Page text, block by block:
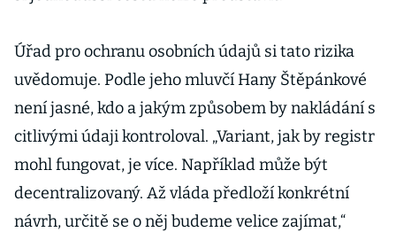
Úřad pro ochranu osobních údajů si tato rizika
uvědomuje. Podle jeho mluvčí Hany Štěpánkové
není jasné, kdo a jakým způsobem by nakládání s
citlivými údaji kontroloval. „Variant, jak by registr
mohl fungovat, je více. Například může být
decentralizovaný. Až vláda předloží konkrétní
návrh, určitě se o něj budeme velice zajímat,“